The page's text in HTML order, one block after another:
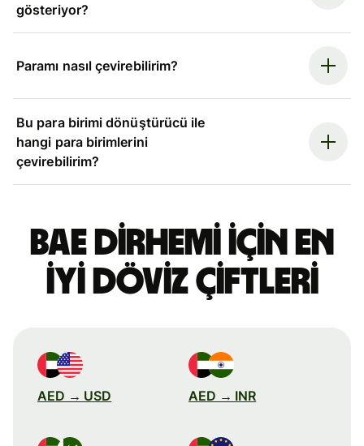
gösteriyor?
Paramı nasıl çevirebilirim?
Bu para birimi dönüştürücü ile
hangi para birimlerini
çevirebilirim?
BAE dirhemi için en
iyi döviz çiftleri
AED → USD AED → INR